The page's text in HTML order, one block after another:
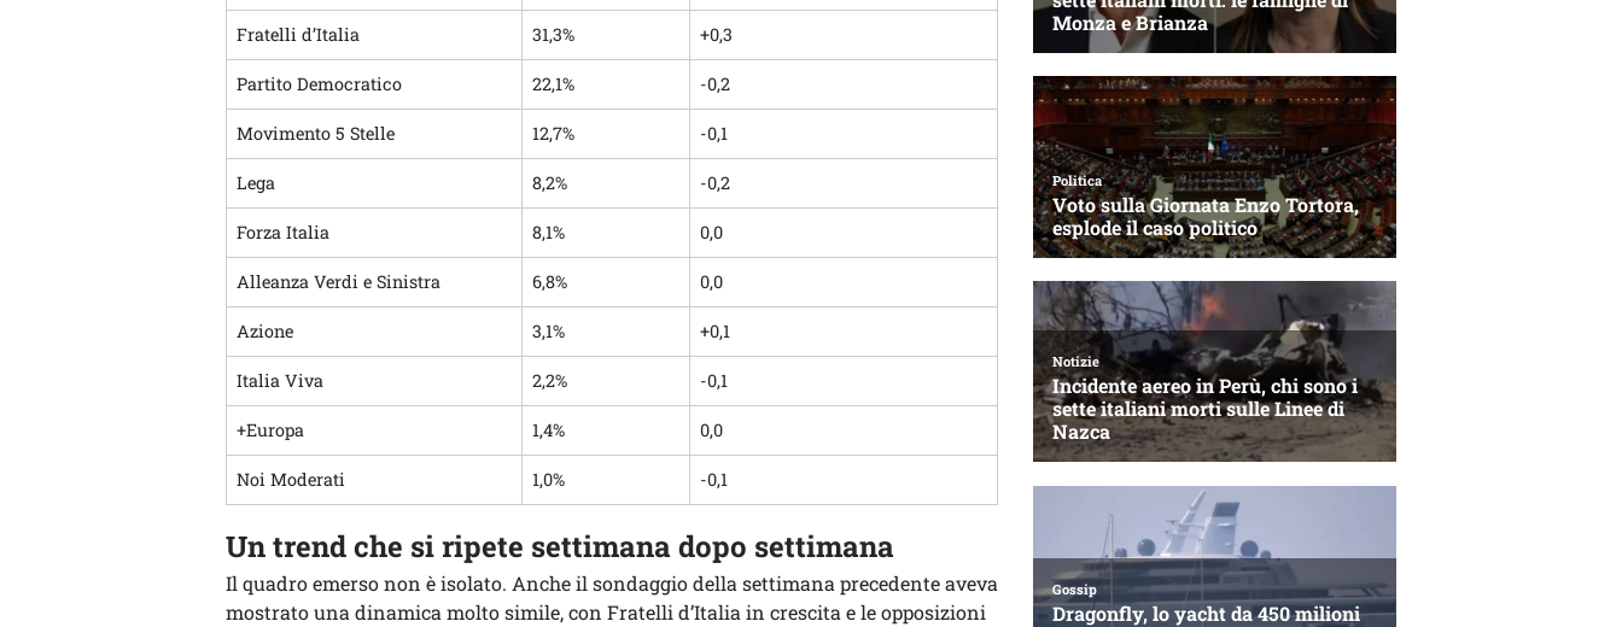
Fratelli d’Italia 31,3% +0,3
Partito Democratico 22,1% -0,2
Movimento 5 Stelle 12,7% -0,1
Lega 8,2% -0,2
Forza Italia 8,1% 0,0
Alleanza Verdi e Sinistra 6,8% 0,0
Azione 3,1% +0,1
Italia Viva 2,2% -0,1
+Europa 1,4% 0,0
Noi Moderati 1,0% -0,1
Un trend che si ripete settimana dopo settimana
Il quadro emerso non è isolato. Anche il sondaggio della settimana precedente aveva
mostrato una dinamica molto simile, con Fratelli d’Italia in crescita e le opposizioni